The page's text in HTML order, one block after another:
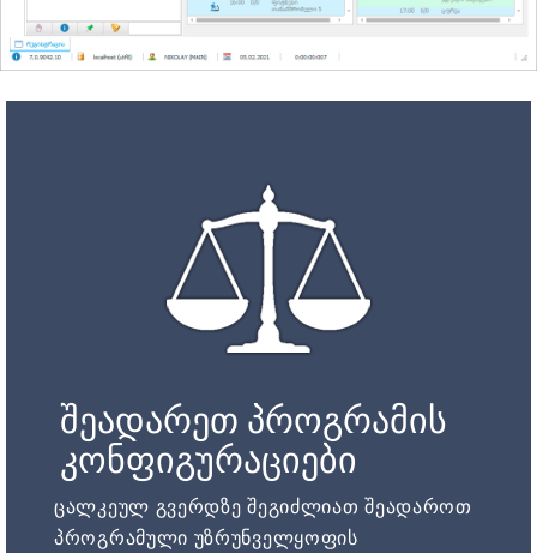
შეადარეთ პროგრამის
კონფიგურაციები
ცალკეულ გვერდზე შეგიძლიათ შეადაროთ
პროგრამული უზრუნველყოფის